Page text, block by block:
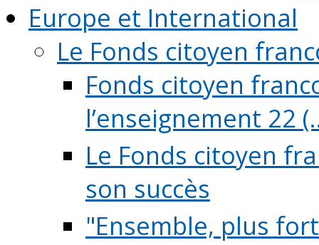
Europe et International
Le Fonds citoyen
Fonds citoyen
l’enseignement 22
Le Fonds citoyen
son succès
"Ensemble, plus